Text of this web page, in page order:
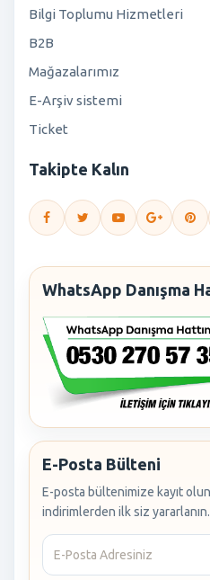
Bilgi Toplumu Hizmetleri
B2B
Mağazalarımız
E-Arşiv sistemi
Ticket
Takipte Kalın
WhatsApp Danışma
E-Posta Bülteni
E-posta bültenimize kayıt
indirimlerden ilk siz yararlanın.